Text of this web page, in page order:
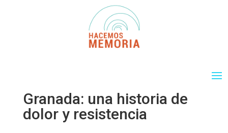
Granada: una historia de
dolor y resistencia